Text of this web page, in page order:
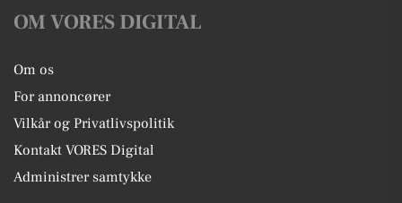
OM VORES DIGITAL
Om os
For annoncører
Vilkår og Privatlivspolitik
Kontakt VORES Digital
Administrer samtykke